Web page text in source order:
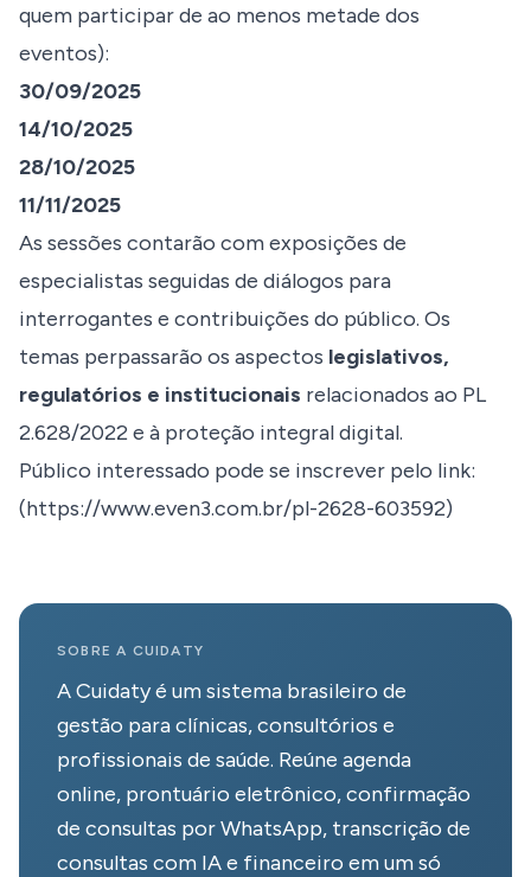
quem participar de ao menos metade dos
eventos):
30/09/2025
14/10/2025
28/10/2025
11/11/2025
As sessões contarão com exposições de
especialistas seguidas de diálogos para
interrogantes e contribuições do público. Os
temas perpassarão os aspectos legislativos,
regulatórios e institucionais relacionados ao PL
2.628/2022 e à proteção integral digital.
Público interessado pode se inscrever pelo link:
(https://www.even3.com.br/pl-2628-603592)
SOBRE A CUIDATY
A Cuidaty é um sistema brasileiro de
gestão para clínicas, consultórios e
profissionais de saúde. Reúne agenda
online, prontuário eletrônico, confirmação
de consultas por WhatsApp, transcrição de
consultas com IA e financeiro em um só